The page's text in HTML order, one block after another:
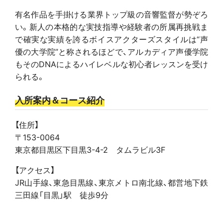
有名作品を手掛ける業界トップ級の音響監督が勢ぞろ
い。新人の本格的な実技指導や経験者の所属再挑戦ま
で確実な実績を誇るボイスアクターズスタイルは“声
優の大学院”と称されるほどで、アルカディア声優学院
もそのDNAによるハイレベルな初心者レッスンを受け
られる。
入所案内＆コース紹介
【住所】
〒153-0064
東京都目黒区下目黒3-4-2 タムラビル3F
【アクセス】
JR山手線、東急目黒線、東京メトロ南北線、都営地下鉄
三田線「目黒」駅 徒歩9分